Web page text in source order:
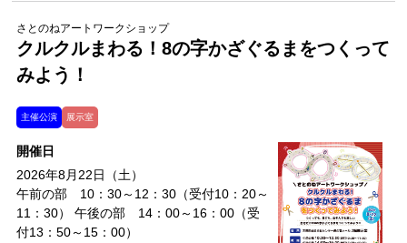
さとのねアートワークショップ
クルクルまわる！8の字かざぐるまをつくって
みよう！
主催公演 展示室
開催日
2026年8月22日（土）
午前の部 10：30～12：30（受付10：20～
11：30） 午後の部 14：00～16：00（受
付13：50～15：00）